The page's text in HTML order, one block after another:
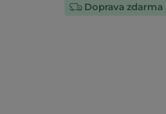
Doprava zdarma